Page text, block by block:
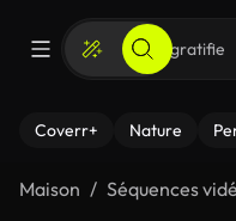
Coverr+ Nature
Maison Séquences